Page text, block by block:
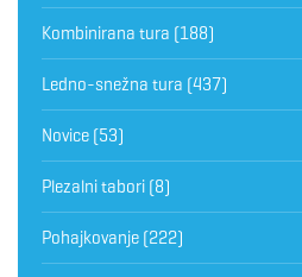
Kombinirana tura (188)
Ledno-snežna tura (437)
Novice (53)
Plezalni tabori (8)
Pohajkovanje (222)